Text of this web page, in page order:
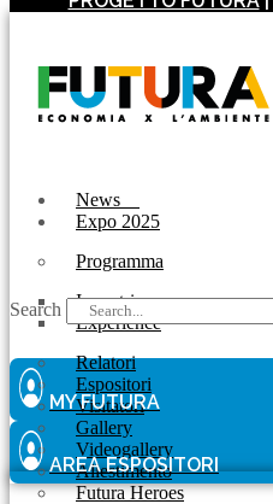
News
Expo 2025
Programma
Incontri
Experience
Relatori
Espositori
Visitatori
Gallery
Videogallery
Allestimento
Futura Heroes
Search
MY FUTURA
AREA ESPOSITORI